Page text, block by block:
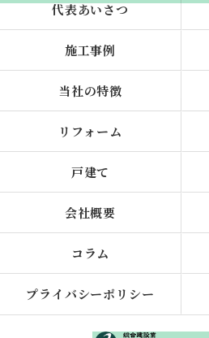
代表あいさつ
施工事例
当社の特徴
リフォーム
戸建て
会社概要
コラム
プライバシーポリシー